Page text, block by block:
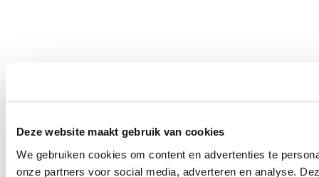
Deze website maakt gebruik van cookies
We gebruiken cookies om content en advertenties te
onze partners voor social media, adverteren en analyse.